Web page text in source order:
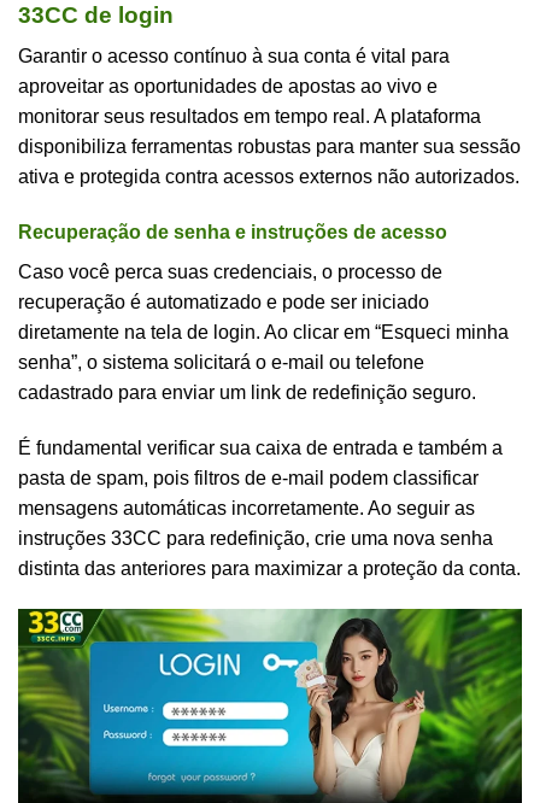
33CC de login
Garantir o acesso contínuo à sua conta é vital para
aproveitar as oportunidades de apostas ao vivo e
monitorar seus resultados em tempo real. A plataforma
disponibiliza ferramentas robustas para manter sua sessão
ativa e protegida contra acessos externos não autorizados.
Recuperação de senha e instruções de acesso
Caso você perca suas credenciais, o processo de
recuperação é automatizado e pode ser iniciado
diretamente na tela de login. Ao clicar em “Esqueci minha
senha”, o sistema solicitará o e-mail ou telefone
cadastrado para enviar um link de redefinição seguro.
É fundamental verificar sua caixa de entrada e também a
pasta de spam, pois filtros de e-mail podem classificar
mensagens automáticas incorretamente. Ao seguir as
instruções 33CC para redefinição, crie uma nova senha
distinta das anteriores para maximizar a proteção da conta.